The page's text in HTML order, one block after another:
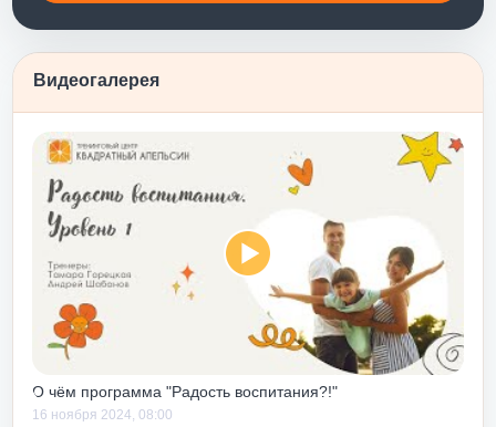
на то, что
научил
лукавства – и
и
объятия,
и т.п. - - именно
Я бы
личностного
человека
тебе мягко
к понимаю
ГОТОВ!!!
погрузишься
прожив
о понимании
Видеогалерея
О чём программа "Радость воспитания?!"
16 ноября 2024, 08:00